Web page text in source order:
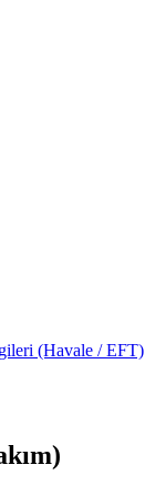
(Havale / EFT)